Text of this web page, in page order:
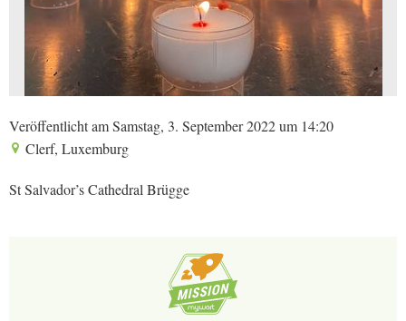
Veröffentlicht am Samstag, 3. September 2022 um 14:20
Clerf, Luxemburg
St Salvador’s Cathedral Brügge